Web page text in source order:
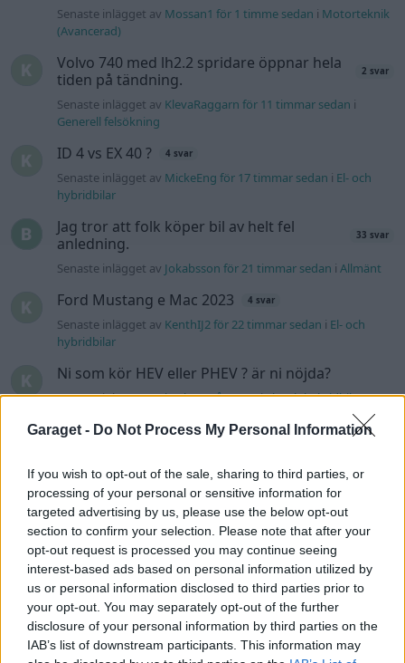
Garaget - Do Not Process My Personal Information
If you wish to opt-out of the sale, sharing to third parties, or
processing of your personal or sensitive information for
targeted advertising by us, please use the below opt-out
section to confirm your selection. Please note that after your
opt-out request is processed you may continue seeing
interest-based ads based on personal information utilized by
us or personal information disclosed to third parties prior to
your opt-out. You may separately opt-out of the further
disclosure of your personal information by third parties on the
IAB’s list of downstream participants. This information may
Senaste inlägget av Mossan1 för 1 timme sedan i Motorteknik
(Avancerad)
Volvo 740 med lh2.2 spridare öppnar hela
tiden på tändning.
2 svar
Senaste inlägget av KlevaRaggarn för 11 timmar sedan i
Generell felsökning
ID 4 vs EX 40 ? 4 svar
Senaste inlägget av MickeEng för 17 timmar sedan i El- och
hybridbilar
Jag tror att folk köper bil av helt fel
anledning.
33 svar
Senaste inlägget av Jokabsson för 21 timmar sedan iAllmänt
Ford Mustang e Mac 2023 4 svar
Senaste inlägget av KenthIJ2 för 22 timmar sedan i El- och
hybridbilar
Ni som kör HEV eller PHEV ? är ni nöjda?
Senaste inlägget avkaykay Igår 07:23iEl- och hybridbilar
244 motorbyte till d5252t
(Avancerad)
Passat -13 2.0tdi DSG Växellåda bråkar
Senaste inlägget avThe-GOAT torsdag 20:54iGenerell
felsökning
Man man ha mindre ström till
Motorvärmare?
4 svar
Senaste inlägget av BilFixare torsdag 14:37 iEl- och hybridbilar
Senaste projektinläggen